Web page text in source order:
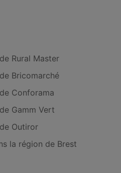
Rural Master
Bricomarché
Conforama
Gamm Vert
Outiror
la région de Brest